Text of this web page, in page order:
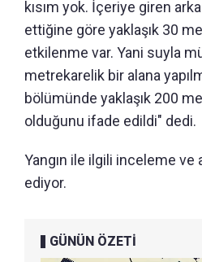
kısım yok. İçeriye giren
ettiğine göre yaklaşık 30
etkilenme var. Yani suyla
metrekarelik bir alana
bölümünde yaklaşık 200
olduğunu ifade edildi" dedi.
Yangın ile ilgili inceleme ve
ediyor.
GÜNÜN ÖZETİ